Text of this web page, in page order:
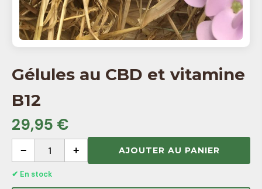
Gélules au CBD et vitamine
B12
29,95 €
− 1 + AJOUTER AU PANIER
✔ En stock